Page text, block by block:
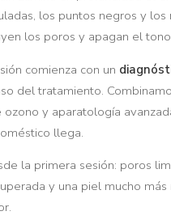
los puntos negros y los
los poros y apagan el
comienza con un
del tratamiento.
y aparatología
llega.
la primera sesión: poros
y una piel mucho